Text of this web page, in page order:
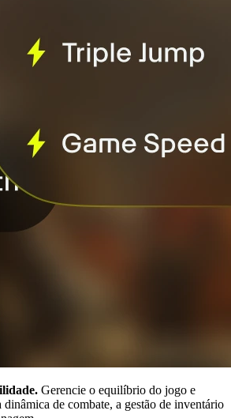
Gerencie o equilíbrio do jogo e
de combate, a gestão de inventário